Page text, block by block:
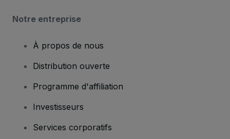
Notre entreprise
À propos de nous
Distribution ouverte
Programme d'affiliation
Investisseurs
Services corporatifs